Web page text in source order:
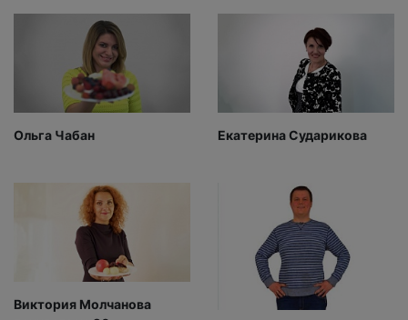
Ольга Чабан Екатерина Сударикова
Виктория Молчанова